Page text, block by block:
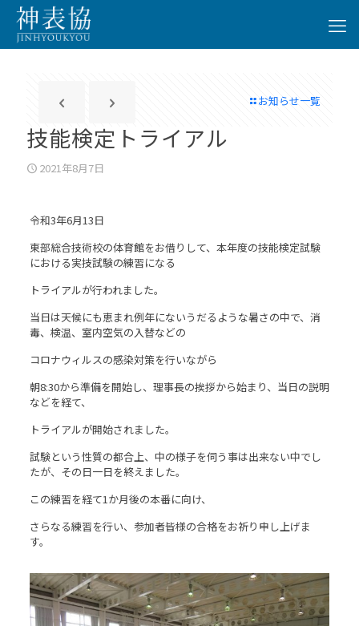
お知らせ一覧
技能検定トライアル
2021年8月7日
令和3年6月13日
東部総合技術校の体育館をお借りして、本年度の技能検定試験
における実技試験の練習になる
トライアルが行われました。
当日は天候にも恵まれ例年にないうだるような暑さの中で、消
毒、検温、室内空気の入替などの
コロナウィルスの感染対策を行いながら
朝8:30から準備を開始し、理事長の挨拶から始まり、当日の説明
などを経て、
トライアルが開始されました。
試験という性質の都合上、中の様子を伺う事は出来ない中でし
たが、その日一日を終えました。
この練習を経て1か月後の本番に向け、
さらなる練習を行い、参加者皆様の合格をお祈り申し上げま
す。